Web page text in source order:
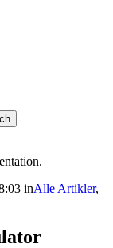
inAlle Artikler,